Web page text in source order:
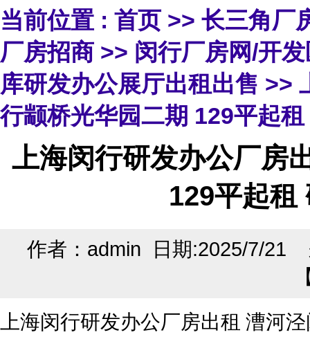
当前位置 : 首页 >> 长三角厂
厂房招商 >> 闵行厂房网/开
库研发办公展厅出租出售 >>
行颛桥光华园二期 129平起
上海闵行研发办公厂房
129平起租
作者：admin 日期:2025/7/21
上海闵行研发办公厂房出租 漕河